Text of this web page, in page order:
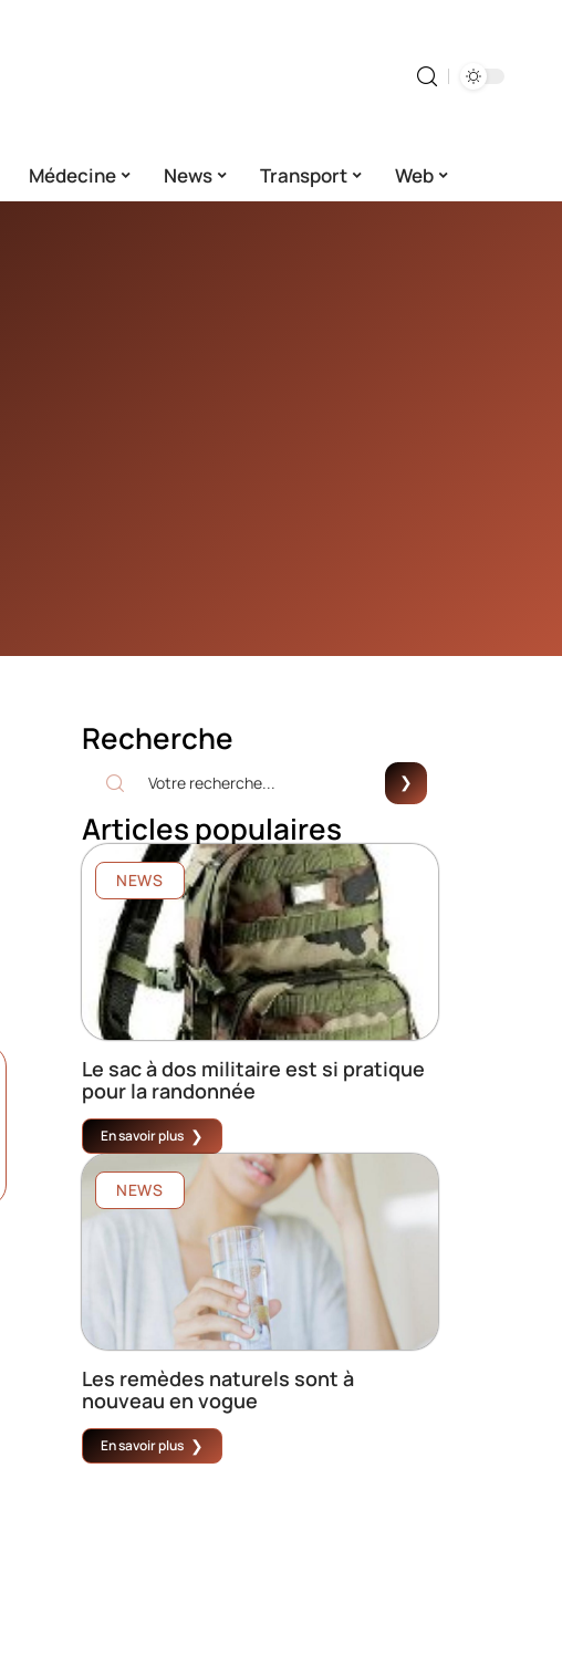
Médecine News Transport Web
Recherche
Articles populaires
NEWS
Le sac à dos militaire est si pratique
pour la randonnée
En savoir plus
NEWS
Les remèdes naturels sont à
nouveau en vogue
En savoir plus